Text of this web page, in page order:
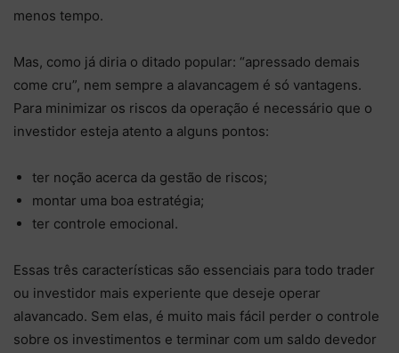
menos tempo.
Mas, como já diria o ditado popular: “apressado demais
come cru”, nem sempre a alavancagem é só vantagens.
Para minimizar os riscos da operação é necessário que o
investidor esteja atento a alguns pontos:
ter noção acerca da gestão de riscos;
montar uma boa estratégia;
ter controle emocional.
Essas três características são essenciais para todo trader
ou investidor mais experiente que deseje operar
alavancado. Sem elas, é muito mais fácil perder o controle
sobre os investimentos e terminar com um saldo devedor